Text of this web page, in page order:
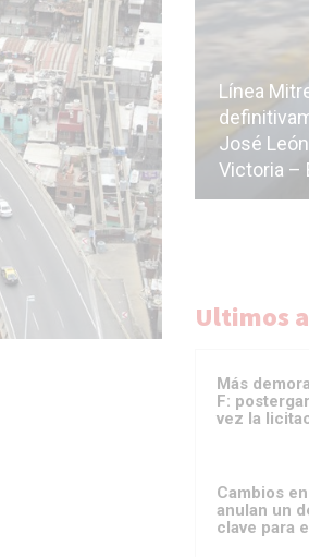
oficialmente
de la
Línea
José
Victoria –
Ultimos
Más
F:
vez la
Cambios
anulan un
clave para